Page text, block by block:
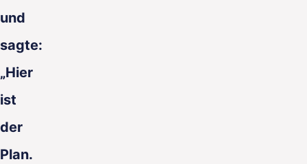
und
sagte:
„Hier
ist
der
Plan.